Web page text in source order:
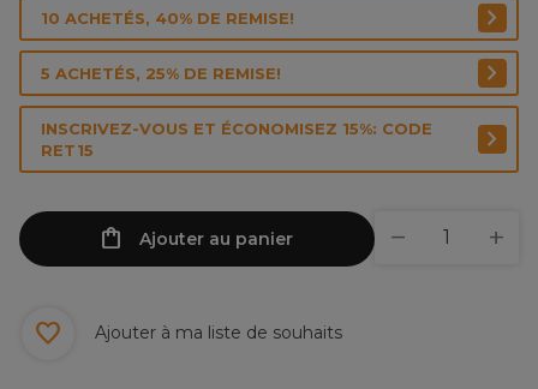
10 ACHETÉS, 40% DE REMISE!
5 ACHETÉS, 25% DE REMISE!
INSCRIVEZ-VOUS ET ÉCONOMISEZ 15%: CODE
RET15
Ajouter au panier
Ajouter à ma liste de souhaits